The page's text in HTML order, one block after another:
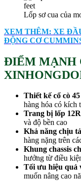
Lốp sơ cua của
XEM THÊM: XE
ĐỘNG CƠ
ĐIỂM MẠNH
Thiết kế cổ cò
hàng hóa có kích
Trang bị lốp
và độ bền cao
Khả năng chịu
hàng nặng trên
Khung chassis
hưởng từ điều
Tối ưu hiệu quả
muốn nâng cao